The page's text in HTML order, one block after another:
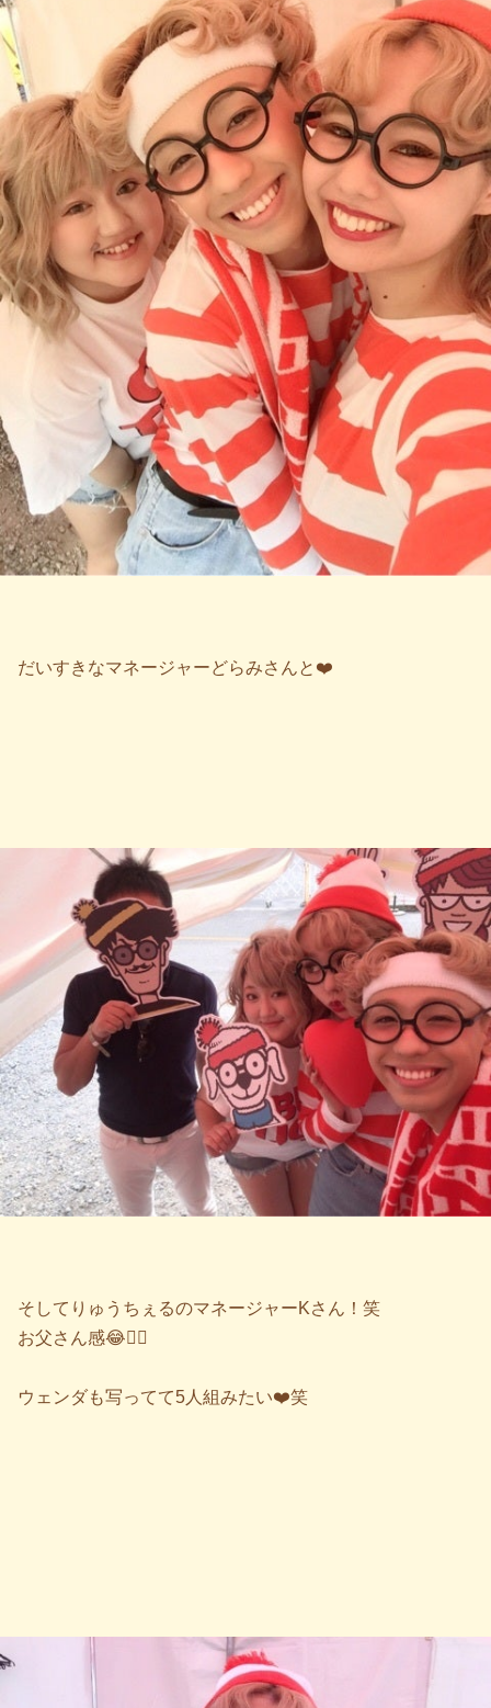
だいすきなマネージャーどらみさんと❤️
そしてりゅうちぇるのマネージャーKさん！笑
お父さん感😂✌🏻️
ウェンダも写ってて5人組みたい❤️笑